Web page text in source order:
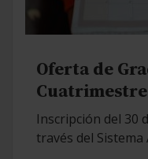
Oferta de
Cuatrimestre
Inscripción del 30
través del Sistema